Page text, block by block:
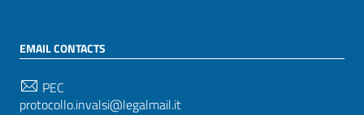
EMAIL CONTACTS
PEC
protocollo.invalsi@legalmail.it